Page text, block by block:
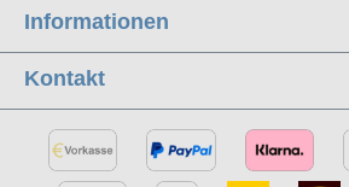
Informationen
Kontakt